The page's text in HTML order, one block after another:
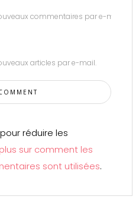
commentaires par e-mail.
articles par e-mail.
réduire les
sur comment les
sont utilisées.